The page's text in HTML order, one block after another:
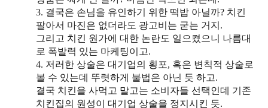
3. 결국은 손님을 유인하기 위한 떡밥 아닐까? 치킨
팔아서 마진은 없더라도 광고비는 굳는 거지.
그리고 치킨 원가에 대한 논란도 일으켰으니 나름대
로 폭발력 있는 마케팅이고.
4. 저러한 상술은 대기업의 횡포, 혹은 변칙적 상술로
볼 수 있는데 뚜렷하게 불법은 아닌 듯 하고.
결국 치킨을 사먹고 말고는 소비자들 선택인데 기존
치킨집의 원성이 대기업 상술을 정지시킨 듯.